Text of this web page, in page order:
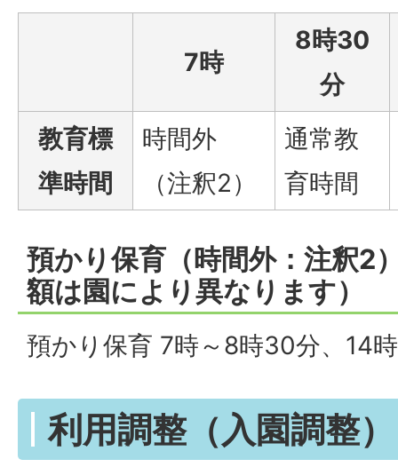
7時
8時30
分
教育標
準時間
時間外
（注釈2）
通常教
育時間
預かり保育（時間外：注釈2
額は園により異なります）
預かり保育 7時～8時30分、14
利用調整（入園調整）